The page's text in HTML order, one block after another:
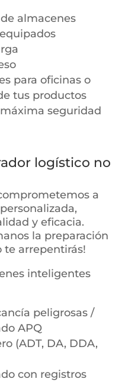
almacenes
para oficinas o
tus productos
seguridad
logístico no
a
y eficacia.
la preparación
te arrepentirás!
inteligentes
peligrosas /
APQ
(ADT, DA, DDA,
con registros